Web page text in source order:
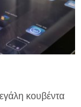
κουβέντα